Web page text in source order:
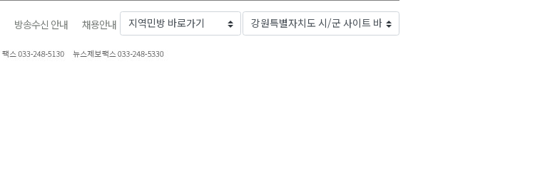
방송수신 안내 채용안내